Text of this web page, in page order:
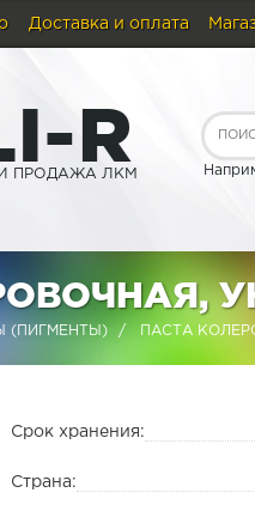
Доставка и оплата
I-R
ПРОДАЖА ЛКМ
(ПИГМЕНТЫ) ПАСТА
Срок хранения:
Страна: